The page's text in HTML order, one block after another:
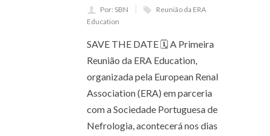
Por: SBN
Reunião da ERA
Education
SAVE THE DATE 🗓 A Primeira
Reunião da ERA Education,
organizada pela European Renal
Association (ERA) em parceria
com a Sociedade Portuguesa de
Nefrologia, acontecerá nos dias